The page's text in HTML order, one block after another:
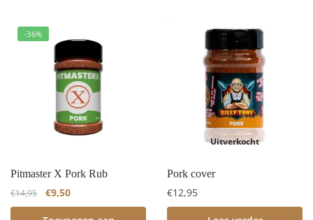
-36%
Pitmaster X Pork Rub
€14,95 €9,50
Uitverkocht
Pork cover
€12,95